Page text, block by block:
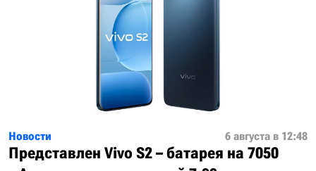
Новости 6 августа в 12:48
Представлен Vivo S2 – батарея на 7050